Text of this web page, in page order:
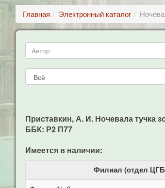
Главная Электронный каталог
Приставкин, А. И. Ночевала тучка
ББК: Р2 П77
Имеется в наличии:
Филиал (отдел